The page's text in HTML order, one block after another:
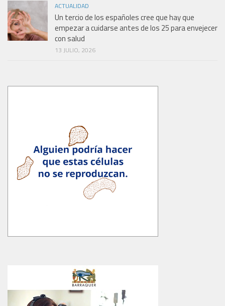
ACTUALIDAD
Un tercio de los españoles cree que hay que
empezar a cuidarse antes de los 25 para envejecer
con salud
13 JULIO, 2026